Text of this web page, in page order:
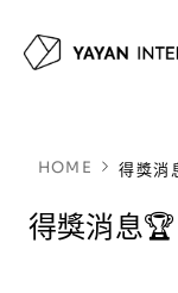
HOME 得獎
得獎消息